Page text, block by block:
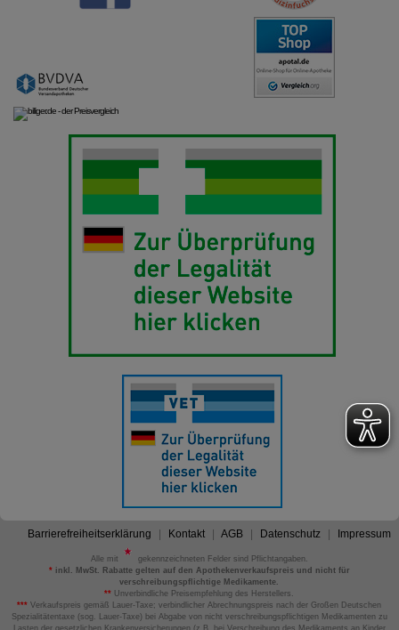
Barrierefreiheitserklärung Kontakt AGB Datenschutz Impressum
Alle mit
gekennzeichneten Felder sind Pflichtangaben.
*inkl. MwSt. Rabatte gelten auf den Apothekenverkaufspreis und nicht für
verschreibungspflichtige Medikamente.
** Unverbindliche Preisempfehlung des Herstellers.
*** Verkaufspreis gemäß Lauer-Taxe; verbindlicher Abrechnungspreis nach der Großen Deutschen
Spezialitätentaxe (sog. Lauer-Taxe) bei Abgabe von nicht verschreibungspflichtigen Medikamenten zu
Lasten der gesetzlichen Krankenversicherungen (z.B. bei Verschreibung des Medikaments an Kinder